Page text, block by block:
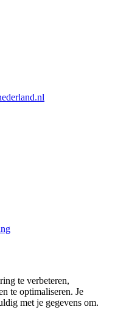
te verbeteren,
te optimaliseren. Je
met je gegevens om.